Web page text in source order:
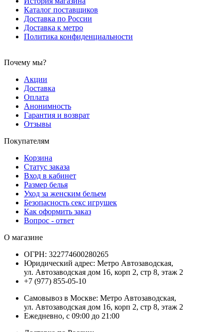
Каталог поставщиков
Доставка по России
Доставка к метро
Политика конфиденциальности
Почему мы?
Акции
Доставка
Оплата
Анонимность
Гарантия и возврат
Отзывы
Покупателям
Корзина
Статус заказа
Вход в кабинет
Размер белья
Уход за женским бельем
Безопасность секс игрушек
Как оформить заказ
Вопрос - ответ
О магазине
ОГРН: 322774600280265
Юридический адрес: Метро Автозаводская,
ул. Автозаводская дом 16, корп 2, стр 8, этаж 2
+7 (977) 855-05-10
Самовывоз в Москве: Метро Автозаводская,
ул. Автозаводская дом 16, корп 2, стр 8, этаж 2
Ежедневно, с 09:00 до 21:00